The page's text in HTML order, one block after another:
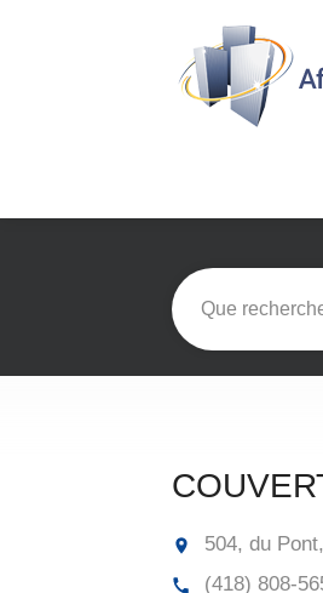
504, du
(418) 808-